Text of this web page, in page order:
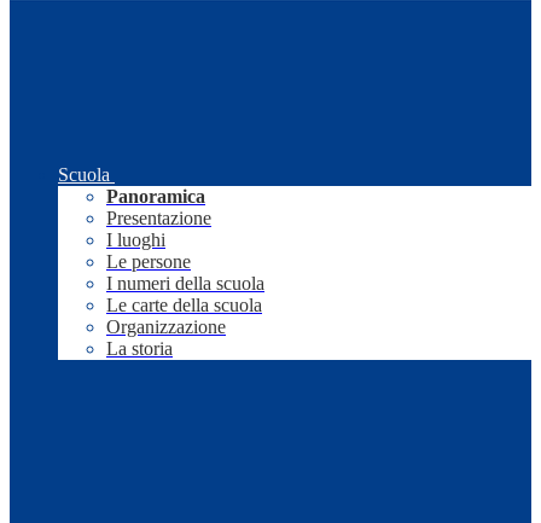
Scuola
Panoramica
Presentazione
I luoghi
Le persone
I numeri della scuola
Le carte della scuola
Organizzazione
La storia